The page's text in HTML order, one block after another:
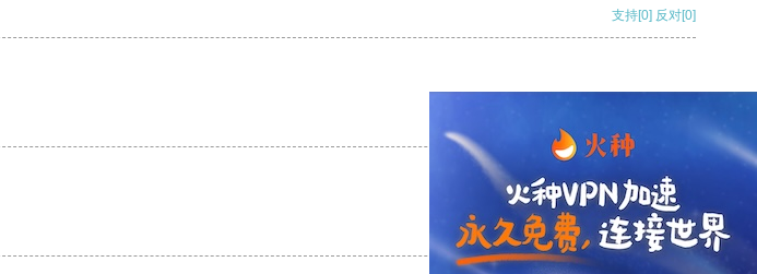
支持[0] 反对[0]
支持 [0] 反对[0]